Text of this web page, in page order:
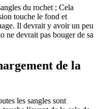
du rochet ; Cela
touche le fond et
Il devrait y avoir un peu
ne devrait pas bouger de sa
de la
les sangles sont